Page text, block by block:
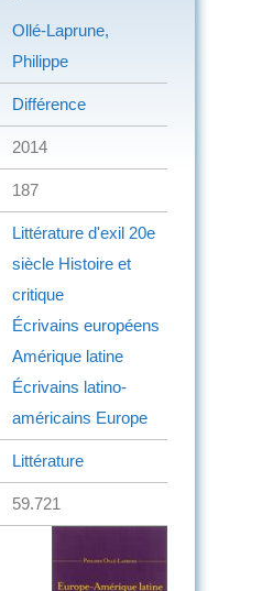
Ollé-Laprune,
Philippe
Différence
2014
187
Littérature d'exil 20e
siècle Histoire et
critique
Écrivains européens
Amérique latine
Écrivains latino-
américains Europe
Littérature
59.721